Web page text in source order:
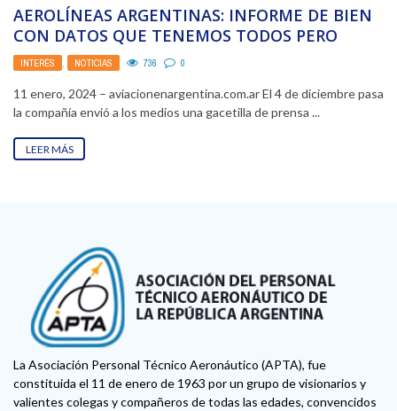
AEROLÍNEAS ARGENTINAS: INFORME DE BIEN
CON DATOS QUE TENEMOS TODOS PERO
OLVIDADOS POR EL GOBIERNO ...
INTERÉS , NOTICIAS 736 0
11 enero, 2024 – aviacionenargentina.com.ar El 4 de diciembre pasa
la compañía envió a los medios una gacetilla de prensa ...
LEER MÁS
La Asociación Personal Técnico Aeronáutico (APTA), fue
constituida el 11 de enero de 1963 por un grupo de visionarios y
valientes colegas y compañeros de todas las edades, convencidos